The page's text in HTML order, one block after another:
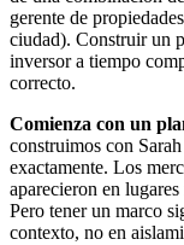
gerente de
ciudad). Construir un
inversor a tiempo
correcto.
Comienza con un
construimos con
exactamente. Los
aparecieron en
Pero tener un marco
contexto, no en